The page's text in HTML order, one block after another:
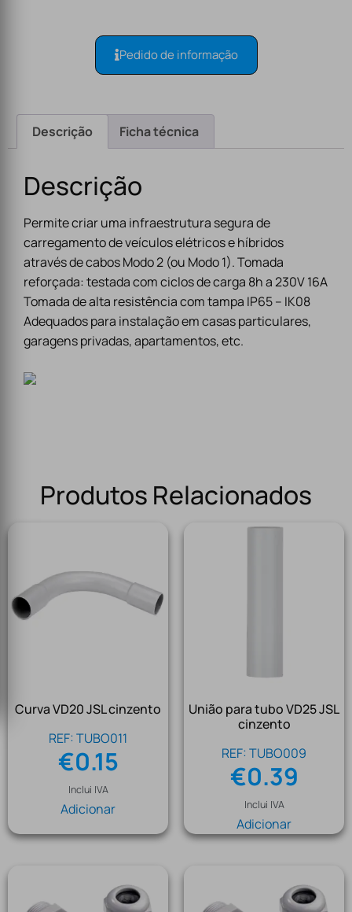
Pedido de informação
Descrição Ficha técnica
Descrição
Permite criar uma infraestrutura segura de
carregamento de veículos elétricos e híbridos
através de cabos Modo 2 (ou Modo 1). Tomada
reforçada: testada com ciclos de carga 8h a 230V 16A
Tomada de alta resistência com tampa IP65 – IK08
Adequados para instalação em casas particulares,
garagens privadas, apartamentos, etc.
Produtos Relacionados
Curva VD20 JSL cinzento
REF: TUBO011
€0.15
Inclui IVA
Adicionar
União para tubo VD25 JSL
cinzento
REF: TUBO009
€0.39
Inclui IVA
Adicionar